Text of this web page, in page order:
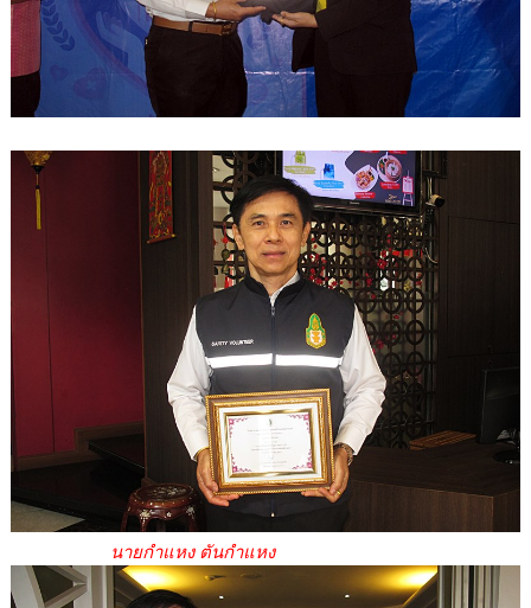
นายกำแหง ตันกำแหง